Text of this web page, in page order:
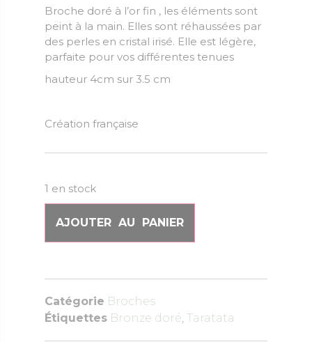
Broche doré à l’or fin , les éléments sont
peint à la main. Elles sont réhaussées par
des perles en cristal irisé. Elle est légère,
parfaite pour vos différentes tenues
hauteur 4cm sur 3.5 cm
Création française
1 en stock
AJOUTER AU PANIER
Catégorie Broches
Étiquettes Bronze doré, Taratata